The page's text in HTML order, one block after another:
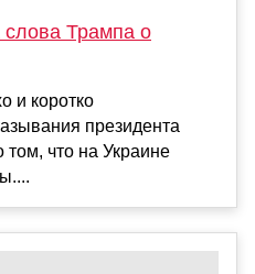
слова Трампа о
и коротко
президента
что на Украине